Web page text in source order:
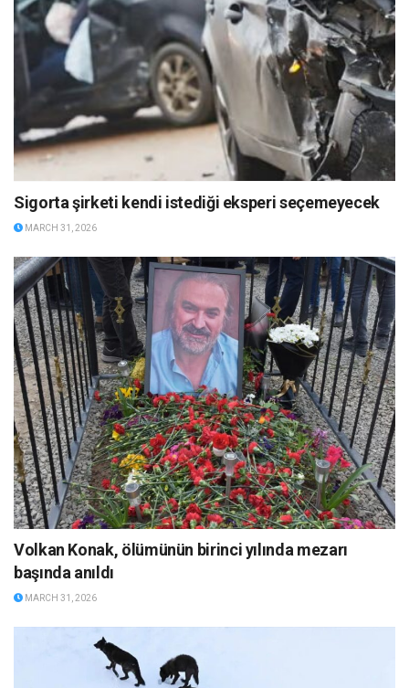
Sigorta şirketi kendi istediği eksperi seçemeyecek
MARCH 31, 2026
Volkan Konak, ölümünün birinci yılında mezarı
başında anıldı
MARCH 31, 2026